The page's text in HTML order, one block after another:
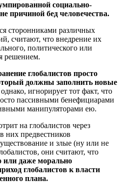
социально-
причиной бед человечества.
сторонниками различных
считают, что внедрение их
политического или
решением.
глобалистов просто
должны заполнить новые
игнорирует тот факт, что
пассивными бенефициарами
манипуляторами ею.
на глобалистов через
них предвестников
и злые (ну или не
они считают, что
или даже морально
глобалистов к власти
плана.